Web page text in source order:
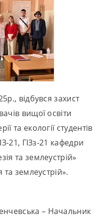
відбувся захист
вищої освіти
та екології студентів
21, ГІЗз-21 кафедри
та землеустрій»
та землеустрій».
– Начальник